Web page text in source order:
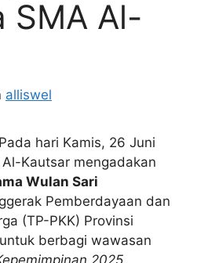
SMA Al-
alliswel
hari Kamis, 26 Juni
Kautsar mengadakan
Wulan Sari
Pemberdayaan dan
(TP-PKK) Provinsi
berbagi wawasan
2025.